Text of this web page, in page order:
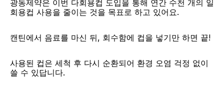
광동제약은 이번 다회용컵 도입을 통해 연간 수천 개의 일
회용컵 사용을 줄이는 것을 목표로 하고 있어요.
캔틴에서 음료를 마신 뒤, 회수함에 컵을 넣기만 하면 끝!
사용된 컵은 세척 후 다시 순환되어 환경 오염 걱정 없이
쓸 수 있답니다.